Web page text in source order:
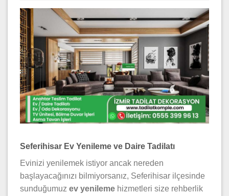
Seferihisar Ev Yenileme ve Daire Tadilatı
Evinizi yenilemek istiyor ancak nereden
başlayacağınızı bilmiyorsanız, Seferihisar ilçesinde
sunduğumuz ev yenileme hizmetleri size rehberlik